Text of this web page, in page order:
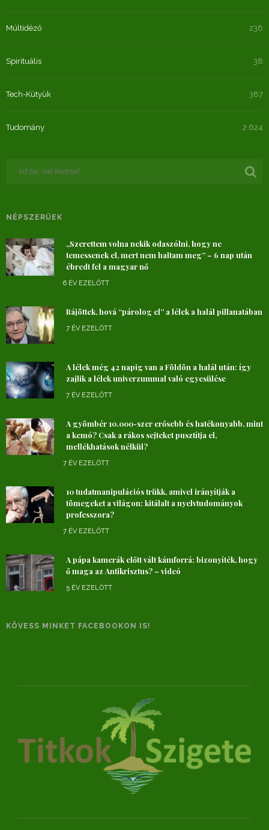
Múltidéző 236
Spirituális 38
Tech-Kütyük 387
Tudomány 2 624
NÉPSZERŰEK
„Szerettem volna nekik odaszólni, hogy ne
temessenek el, mert nem haltam meg” – 6 nap után
ébredt fel a magyar nő
6 ÉV EZELŐTT
Rájöttek, hová “párolog el” a lélek a halál pillanatában
7 ÉV EZELŐTT
A lélek még 42 napig van a Földön a halál után: így
zajlik a lélek univerzummal való egyesülése
7 ÉV EZELŐTT
A gyömbér 10.000-szer erősebb és hatékonyabb, mint
a kemó? Csak a rákos sejteket pusztítja el,
mellékhatások nélkül?
7 ÉV EZELŐTT
10 tudatmanipulációs trükk, amivel irányítják a
tömegeket a világon: kitálalt a nyelvtudományok
professzora?
7 ÉV EZELŐTT
A pápa kamerák előtt vált kámforrá: bizonyíték, hogy
ő maga az Antikrisztus? – videó
5 ÉV EZELŐTT
KÖVESS MINKET FACEBOOKON IS!